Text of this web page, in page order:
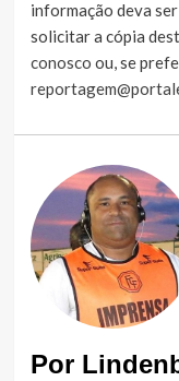
informação deva
solicitar a cópia
conosco ou, se
Por